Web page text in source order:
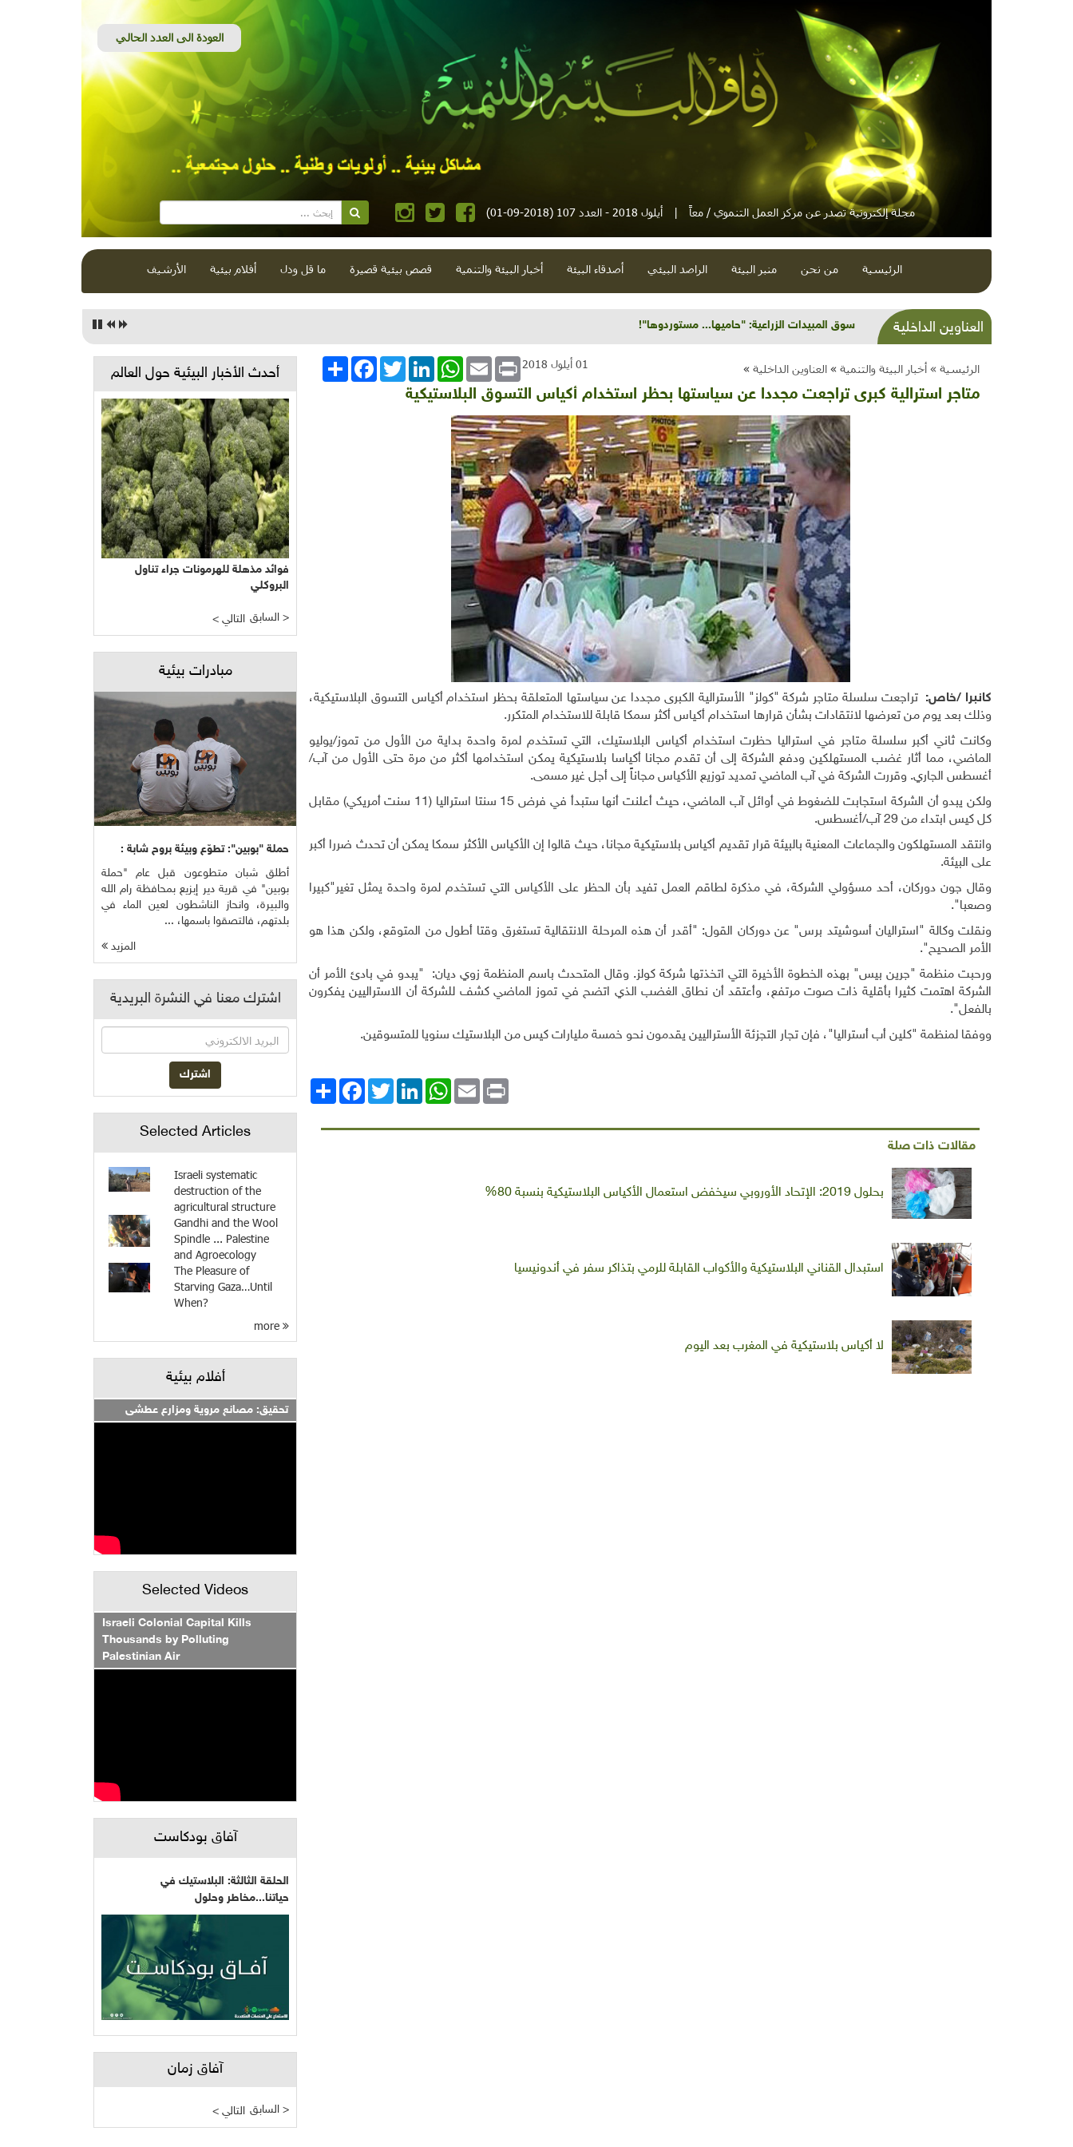
مجلة إلكترونية تصدر عن مركز العمل التنموي / معاً | أيلول 2018 - العدد 107 (2018-09-01)
الرئيسية من نحن منبر البيئة الراصد البيئي أصدقاء البيئة أخبار البيئة والتنمية قصص بيئية قصيرة ما قل ودل أفلام بيئية الأرشيف
العناوين الداخلية شذرات بيئية وتنموية...أمن غذائي و"حماية" طبيعة وأطنان نفايات وسرطان"مارجوانا"....
الرئيسية » أخبار البيئة والتنمية » العناوين الداخلية » انشر
FacebookTwitterLinkedInWhatsApp Email Print 01 أيلول 2018
متاجر استرالية كبرى تراجعت مجددا عن سياستها بحظر استخدام أكياس التسوق البلاستيكية
كانبرا /خاص: تراجعت سلسلة متاجر شركة "كولز" الأسترالية الكبرى مجددا عن سياستها المتعلقة بحظر استخدام أكياس التسوق البلاستيكية،
وذلك بعد يوم من تعرضها لانتقادات بشأن قرارها استخدام أكياس أكثر سمكا قابلة للاستخدام المتكرر.
وكانت ثاني أكبر سلسلة متاجر في استراليا حظرت استخدام أكياس البلاستيك، التي تستخدم لمرة واحدة بداية من الأول من تموز/يوليو
الماضي، مما أثار غضب المستهلكين ودفع الشركة إلى أن تقدم مجانا أكياسا بلاستيكية يمكن استخدامها أكثر من مرة حتى الأول من آب/
أغسطس الجاري. وقررت الشركة في آب الماضي تمديد توزيع الأكياس مجاناً إلى أجل غير مسمى.
ولكن يبدو أن الشركة استجابت للضغوط في أوائل آب الماضي، حيث أعلنت أنها ستبدأ في فرض 15 سنتا استراليا (11 سنت أمريكي) مقابل
كل كيس ابتداء من 29 آب/أغسطس
.
وانتقد المستهلكون والجماعات المعنية بالبيئة قرار تقديم أكياس بلاستيكية مجانا، حيث قالوا إن الأكياس الأكثر سمكا يمكن أن تحدث ضررا أكبر
على البيئة.
وقال جون دوركان، أحد مسؤولي الشركة، في مذكرة لطاقم العمل تفيد بأن الحظر على الأكياس التي تستخدم لمرة واحدة يمثل تغير"كبيرا
وصعبا".
ونقلت وكالة "استراليان أسوشيتد برس" عن دوركان القول: "أقدر أن هذه المرحلة الانتقالية تستغرق وقتا أطول من المتوقع، ولكن هذا هو
الأمر الصحيح".
ورحبت منظمة "جرين بيس" بهذه الخطوة الأخيرة التي اتخذتها شركة كولز. وقال المتحدث باسم المنظمة زوي ديان: "يبدو في بادئ الأمر أن
الشركة اهتمت كثيرا بأقلية ذات صوت مرتفع، وأعتقد أن نطاق الغضب الذي اتضح في تموز الماضي كشف للشركة أن الاستراليين يفكرون
بالفعل".
ووفقا لمنظمة "كلين أب أستراليا"، فإن تجار التجزئة الأستراليين يقدمون نحو خمسة مليارات كيس من البلاستيك سنويا للمتسوقين.
انشر
FacebookTwitterLinkedIn
WhatsAppEmail Print
مقالات ذات صلة
بحلول 2019: الإتحاد الأوروبي سيخفض استعمال الأكياس البلاستيكية بنسبة 80%
استبدال القناني البلاستيكية والأكواب القابلة للرمي بتذاكر سفر في أندونيسيا
لا أكياس بلاستيكية في المغرب بعد اليوم
أحدث الأخبار البيئية حول العالم
فوائد مذهلة للهرمونات جراء تناول
البروكلي
< التالي السابق >
مبادرات بيئية
حملة "بوبين": تطوّع وبيئة بروح شابة :
أطلق شبان متطوعون قبل عام "حملة
بوبين" في قرية دير إبزيع بمحافظة رام الله
والبيرة، وانحاز الناشطون لعين الماء في
بلدتهم، فالتصقوا باسمها، ...
المزيد
اشترك معنا في النشرة البريدية
Selected Articles
Israeli systematic
destruction of the
agricultural structure
Gandhi and the Wool
Spindle ... Palestine
and Agroecology
The Pleasure of
Starving Gaza…Until
When?
أفلام بيئية
تحقيق: مصانع مروية ومزارع عطشى
Selected Videos
Israeli Colonial Capital Kills
Thousands by Polluting
Palestinian Air
آفاق بودكاست
الحلقة الثالثة: البلاستيك في
حياتنا...مخاطر وحلول
آفاق زمان
< التالي السابق >